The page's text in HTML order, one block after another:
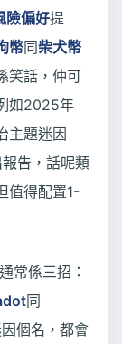
險偏好提
幣同柴犬幣
笑話，仲可
如2025年
主題迷因
告，話呢類
值得配置1-
常係三招：
同
個名，都會